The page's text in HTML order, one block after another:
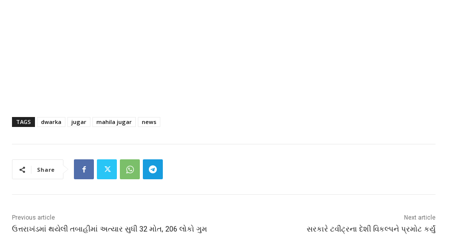
TAGS dwarka jugar mahila jugar news
Share
Previous article
ઉત્તરાખંડમાં થયેલી તબાહીમાં અત્યાર સુધી 32 મોત, 206 લોકો ગુમ
Next article
સરકારે ટવીટ્રના દેશી વિકલ્પને પ્રમોટ કર્યું